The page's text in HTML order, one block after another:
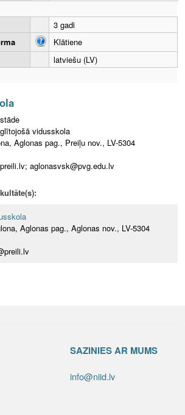
3 gadi
Klātiene
latviešu (LV)
vidusskola
Aglonas pag., Preiļu nov., LV-5304
aglonasvsk@pvg.edu.lv
Aglonas pag., Aglonas nov., LV-5304
SAZINIES AR MUMS
info@niid.lv